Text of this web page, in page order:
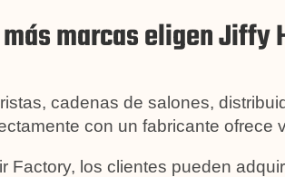
marcas eligen Jiffy
cadenas de salones,
con un fabricante ofrece
Factory, los clientes pueden